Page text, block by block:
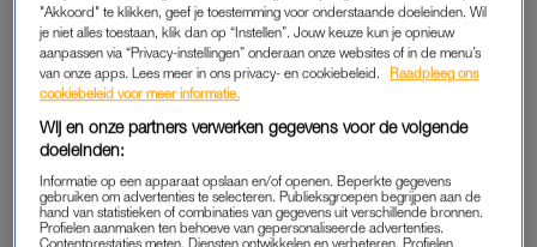
“Ik verzweeg het vaak, omdat ik het allemaal zelf wilde doen.
Geen voorsprong, geen kruiwagen. Als ikaudities deed,
vertelde ik dat vaak niet eens aan mijn ouders”, zegt Pamela in
het magazine. “Inmiddels maakt het me minder uit, want ik
heb op eigen kracht wel wat bereikt.”
Toen Pamela in 2013 meedeed aanThe Voice Kidswist haar
vader dat in eerste instantie niet eens, vertelt Wolter. “Ik weet
"Akkoord" te klikken, geef je toestemming voor onderstaande doeleinden. Wil
je niet alles toestaan, klik dan op “Instellen”. Jouw keuze kun je opnieuw
aanpassen via “Privacy-instellingen” onderaan onze websites of in de menu’s
van onze apps. Lees meer in ons privacy- en cookiebeleid.
Raadpleeg ons
cookiebeleid voor meer informatie.
Wij en onze partners verwerken gegevens voor de volgende
doeleinden:
Informatie op een apparaat opslaan en/of openen. Beperkte gegevens
gebruiken om advertenties te selecteren. Publieksgroepen begrijpen aan de
hand van statistieken of combinaties van gegevens uit verschillende bronnen.
Profielen aanmaken ten behoeve van gepersonaliseerde advertenties.
Contentprestaties meten. Diensten ontwikkelen en verbeteren. Profielen